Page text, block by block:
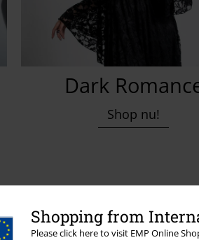
Shopping from
Please click here to visit EMP Online
Dark
Shop nu!